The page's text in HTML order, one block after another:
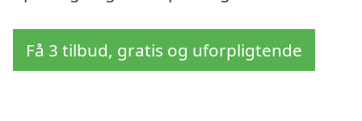
Få 3 tilbud, gratis og uforpligtende